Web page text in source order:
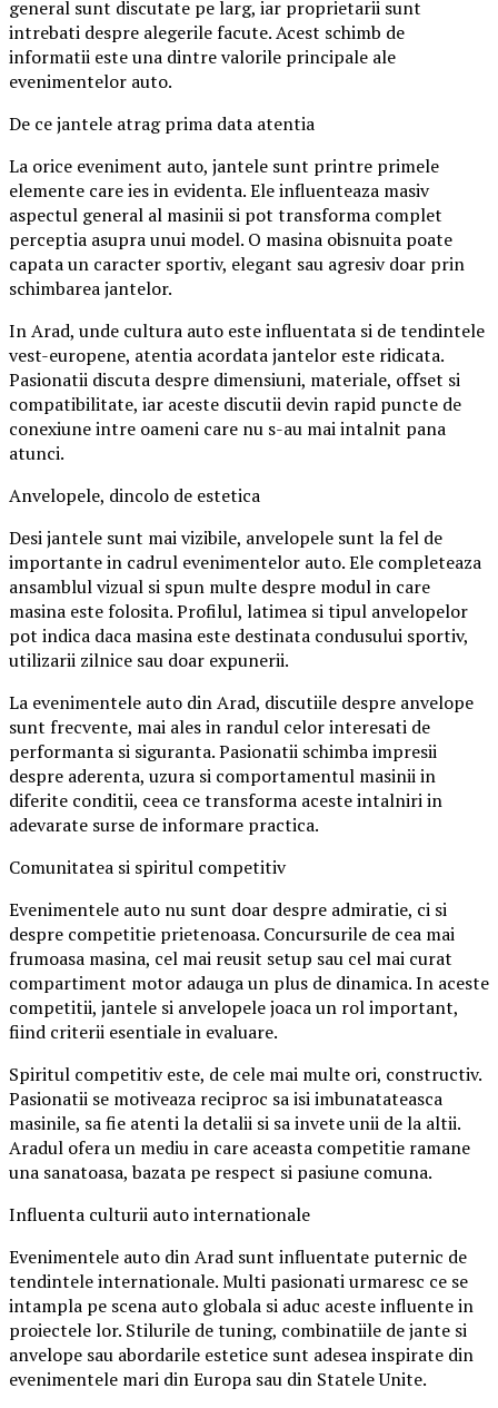
general sunt discutate pe larg, iar proprietarii sunt
intrebati despre alegerile facute. Acest schimb de
informatii este una dintre valorile principale ale
evenimentelor auto.
De ce jantele atrag prima data atentia
La orice eveniment auto, jantele sunt printre primele
elemente care ies in evidenta. Ele influenteaza masiv
aspectul general al masinii si pot transforma complet
perceptia asupra unui model. O masina obisnuita poate
capata un caracter sportiv, elegant sau agresiv doar prin
schimbarea jantelor.
In Arad, unde cultura auto este influentata si de tendintele
vest-europene, atentia acordata jantelor este ridicata.
Pasionatii discuta despre dimensiuni, materiale, offset si
compatibilitate, iar aceste discutii devin rapid puncte de
conexiune intre oameni care nu s-au mai intalnit pana
atunci.
Anvelopele, dincolo de estetica
Desi jantele sunt mai vizibile, anvelopele sunt la fel de
importante in cadrul evenimentelor auto. Ele completeaza
ansamblul vizual si spun multe despre modul in care
masina este folosita. Profilul, latimea si tipul anvelopelor
pot indica daca masina este destinata condusului sportiv,
utilizarii zilnice sau doar expunerii.
La evenimentele auto din Arad, discutiile despre anvelope
sunt frecvente, mai ales in randul celor interesati de
performanta si siguranta. Pasionatii schimba impresii
despre aderenta, uzura si comportamentul masinii in
diferite conditii, ceea ce transforma aceste intalniri in
adevarate surse de informare practica.
Comunitatea si spiritul competitiv
Evenimentele auto nu sunt doar despre admiratie, ci si
despre competitie prietenoasa. Concursurile de cea mai
frumoasa masina, cel mai reusit setup sau cel mai curat
compartiment motor adauga un plus de dinamica. In aceste
competitii, jantele si anvelopele joaca un rol important,
fiind criterii esentiale in evaluare.
Spiritul competitiv este, de cele mai multe ori, constructiv.
Pasionatii se motiveaza reciproc sa isi imbunatateasca
masinile, sa fie atenti la detalii si sa invete unii de la altii.
Aradul ofera un mediu in care aceasta competitie ramane
una sanatoasa, bazata pe respect si pasiune comuna.
Influenta culturii auto internationale
Evenimentele auto din Arad sunt influentate puternic de
tendintele internationale. Multi pasionati urmaresc ce se
intampla pe scena auto globala si aduc aceste influente in
proiectele lor. Stilurile de tuning, combinatiile de jante si
anvelope sau abordarile estetice sunt adesea inspirate din
evenimentele mari din Europa sau din Statele Unite.